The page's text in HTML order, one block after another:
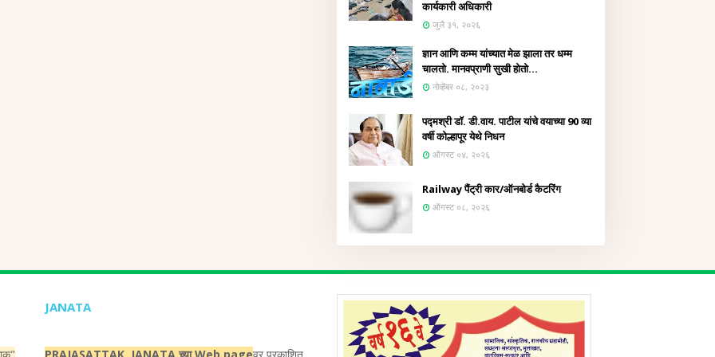
कार्यकारी अधिकारी
जुलै ३१, २०२६
ज्ञान आणि कम्म यांच्यात मेळ झाला तर धम्म
चालतो. मानवप्राणी सुखी होतो...
नोव्हेंबर ०८, २०२३
पद्मश्री डॉ. डी.वाय. पाटील यांचे वयाच्या 90 व्या
वर्षी कोल्हापूर येथे निधन
ऑगस्ट ०४, २०२६
Railway पैंट्री कार/ऑनबोर्ड कैटरिंग
ऑगस्ट ०८, २०२६
JANATA